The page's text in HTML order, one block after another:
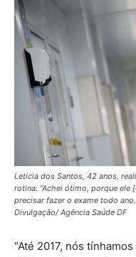
Letícia dos Santos, 42 anos,
rotina: “Achei ótimo, porque ele
precisar fazer o exame todo
Divulgação/ Agência Saúde DF
“Até 2017, nós